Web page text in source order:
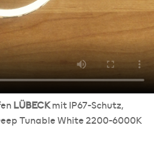
LÜBECKmit IP67-Schutz,
Tunable White 2200-6000K